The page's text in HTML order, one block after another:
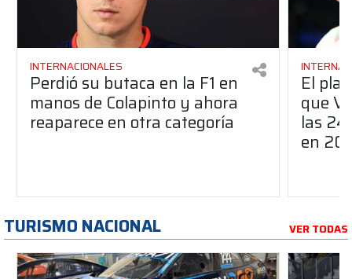
INTERNACIONALES
Perdió su butaca en la F1 en
manos de Colapinto y ahora
reaparece en otra categoría
El
que
las
en
TURISMO NACIONAL VER TODAS